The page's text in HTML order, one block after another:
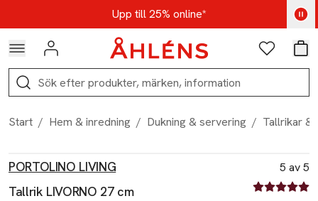
Hoppa till navigationsmenynUpp till 25% online*
Kod: AUG25 - Shoppa nu
Logga in Favoriter
Sök
Start / Hem & inredning / Dukning & servering / Tallrikar &
PORTOLINO LIVING
Tallrik LIVORNO 27 cm
5 av 5
5 av fem